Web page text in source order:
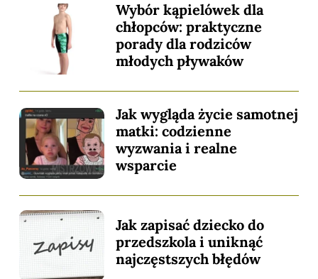
Wybór kąpielówek dla
chłopców: praktyczne
porady dla rodziców
młodych pływaków
Jak wygląda życie samotnej
matki: codzienne
wyzwania i realne
wsparcie
Jak zapisać dziecko do
przedszkola i uniknąć
najczęstszych błędów